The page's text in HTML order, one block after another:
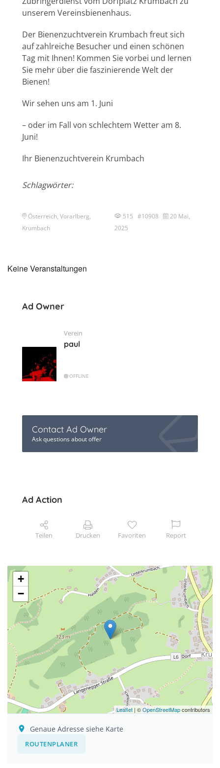
unserem Vereinsbienenhaus.
Der Bienenzuchtverein Krumbach freut sich
auf zahlreiche Besucher und einen schönen
Tag mit Ihnen! Kommen Sie vorbei und lernen
Sie mehr über die faszinierende Welt der
Bienen!
Wir sehen uns am 1. Juni
– oder im Fall von schlechtem Wetter am 8.
Juni!
Ihr Bienenzuchtverein Krumbach
Schlagwörter:
Österreich, Vorarlberg,
Krumbach
515 #10908
20 Mai,
2025
Keine Veranstaltungen
Ad Owner
Verein
paul
OFFLINE
Contact Ad Owner
Ask questions about offer
Ad Action
Teilen Drucken Favoriten Report
+
−
Leaflet | ©OpenStreetMapcontributors
Genaue Adresse siehe Karte
ROUTENPLANER